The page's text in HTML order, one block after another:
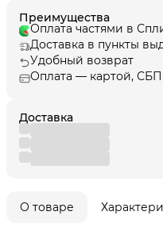
Преимущества
Оплата частями в
Доставка в пункты
Удобный возврат
Оплата — картой,
Доставка
О товаре